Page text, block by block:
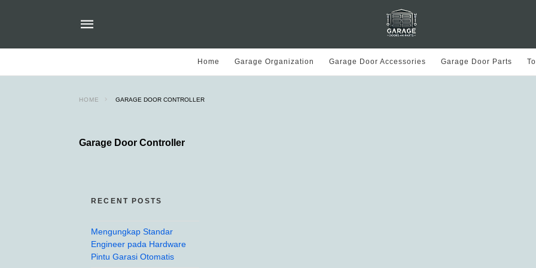
Home Garage Organization Garage Door Accessories Garage Door Parts
HOME GARAGE DOOR CONTROLLER
Garage Door Controller
RECENT POSTS
Mengungkap Standar
Engineer pada Hardware
Pintu Garasi Otomatis